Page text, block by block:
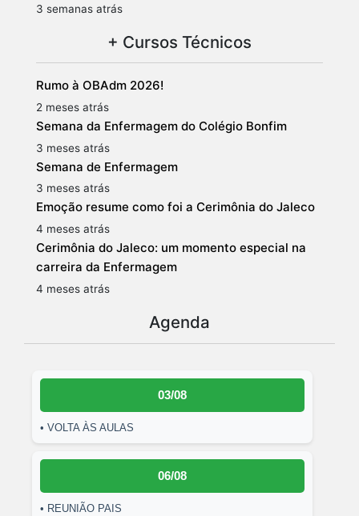
3 semanas atrás
+ Cursos Técnicos
Rumo à OBAdm 2026!
2 meses atrás
Semana da Enfermagem do Colégio Bonfim
3 meses atrás
Semana de Enfermagem
3 meses atrás
Emoção resume como foi a Cerimônia do Jaleco
4 meses atrás
Cerimônia do Jaleco: um momento especial na
carreira da Enfermagem
4 meses atrás
Agenda
03/08
• VOLTA ÀS AULAS
06/08
• REUNIÃO PAIS